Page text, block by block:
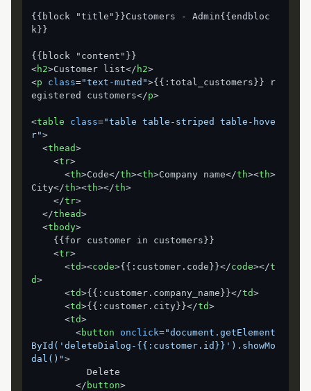
{{block "title"}}Customers - Admin{{endbloc
k}}
<h2>Customer list</ h2>
<p class="text-muted">{{:total_customers}} r
egistered customers</p>
<table class="table table-striped table-hove
r">
<thead>
<tr>
<th>Code</th><th>Company name</th><th>
City</th><th></th>
</tr>
</thead>
<tbody>
<tr>
<td><code>{{:customer.code}}</code></t
d>
<td>{{:customer.company_name}}</td>
<td>{{:customer.city}}</td>
<td>
<button onclick="document.getElement
ById('deleteDialog-{{:customer.id}}').showMo
dal()">
</ button>